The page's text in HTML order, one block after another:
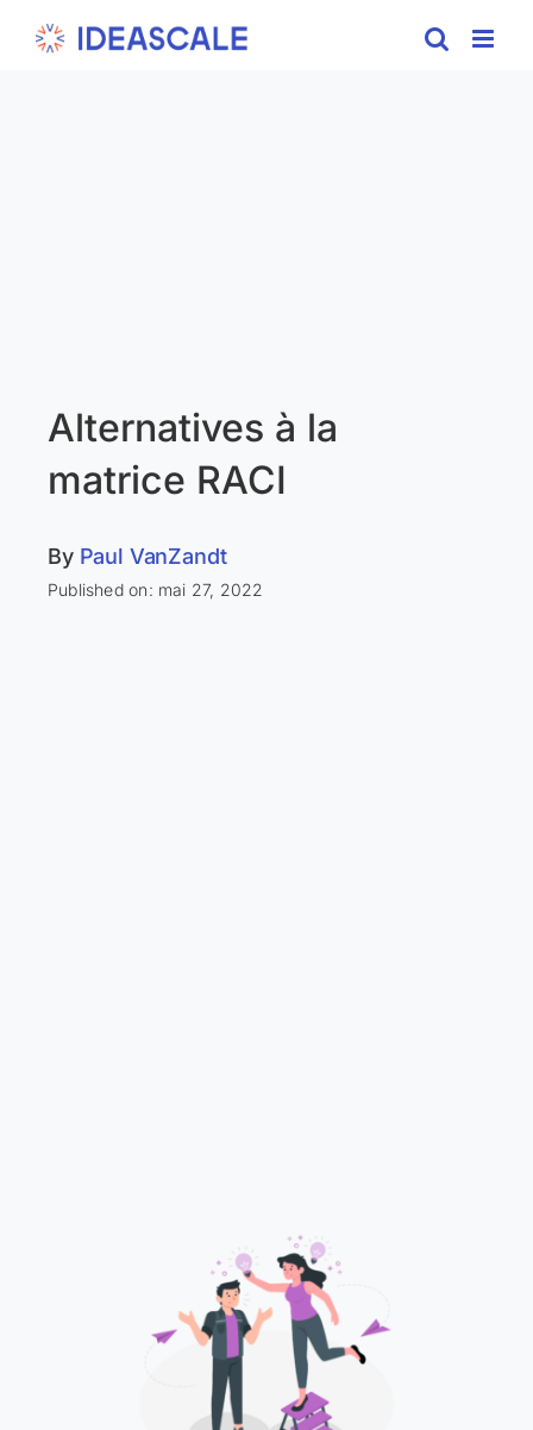
Alternatives à la
matrice RACI
By Paul VanZandt
Published on: mai 27, 2022